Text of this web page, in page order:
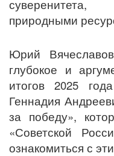
природными
Юрий
глубокое и
итогов 2025
Геннадия
за победу»,
«Советской
ознакомиться с